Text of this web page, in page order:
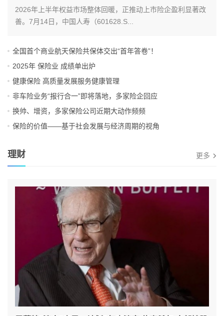
2026年上半年权益市场整体回暖，正推动上市险企盈利显著改
善。7月14日，中国人寿（601628.S...
全国首个商业航天保险共保体交出“首年答卷”！
2025年 保险业 成绩单出炉
健康保险 高质量发展服务健康管理
非车险业务“报行合一”即将落地，多家险企回应
换帅、增资，多家保险公司近期大动作频频
保险的价值——基于社会发展与经济周期的视角
理财 更多